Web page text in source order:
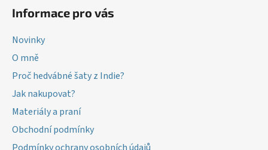
Informace pro vás
Novinky
O mně
Proč hedvábné šaty z Indie?
Jak nakupovat?
Materiály a praní
Obchodní podmínky